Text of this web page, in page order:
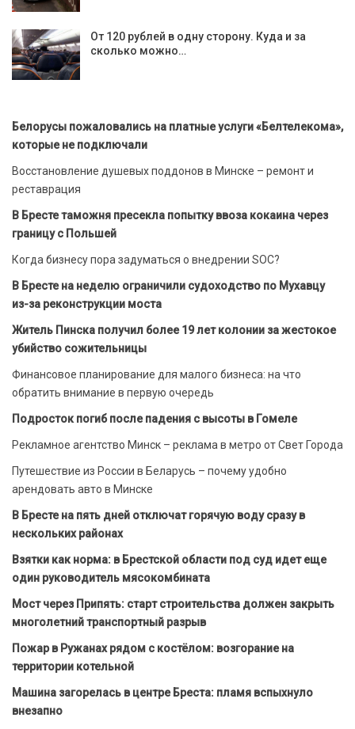
От 120 рублей в одну сторону. Куда и за
сколько можно…
Белорусы пожаловались на платные услуги «Белтелекома»,
которые не подключали
Восстановление душевых поддонов в Минске – ремонт и
реставрация
В Бресте таможня пресекла попытку ввоза кокаина через
границу с Польшей
Когда бизнесу пора задуматься о внедрении SOC?
В Бресте на неделю ограничили судоходство по Мухавцу
из-за реконструкции моста
Житель Пинска получил более 19 лет колонии за жестокое
убийство сожительницы
Финансовое планирование для малого бизнеса: на что
обратить внимание в первую очередь
Подросток погиб после падения с высоты в Гомеле
Рекламное агентство Минск – реклама в метро от Свет Города
Путешествие из России в Беларусь – почему удобно
арендовать авто в Минске
В Бресте на пять дней отключат горячую воду сразу в
нескольких районах
Взятки как норма: в Брестской области под суд идет еще
один руководитель мясокомбината
Мост через Припять: старт строительства должен закрыть
многолетний транспортный разрыв
Пожар в Ружанах рядом с костёлом: возгорание на
территории котельной
Машина загорелась в центре Бреста: пламя вспыхнуло
внезапно